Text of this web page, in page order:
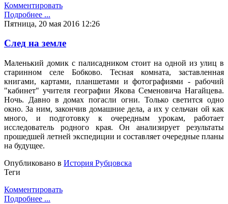
Комментировать
Подробнее ...
Пятница, 20 мая 2016 12:26
След на земле
Маленький домик с палисадником стоит на одной из улиц в
старинном селе Бобково. Тесная комната, заставленная
книгами, картами, планшетами и фотографиями - рабочий
"кабинет" учителя географии Якова Семеновича Нагайцева.
Ночь. Давно в домах погасли огни. Только светится одно
окно. За ним, закончив домашние дела, а их у сельчан ой как
много, и подготовку к очередным урокам, работает
исследователь родного края. Он анализирует результаты
прошедшей летней экспедиции и составляет очередные планы
на будущее.
Опубликовано в История Рубцовска
Теги
Комментировать
Подробнее ...